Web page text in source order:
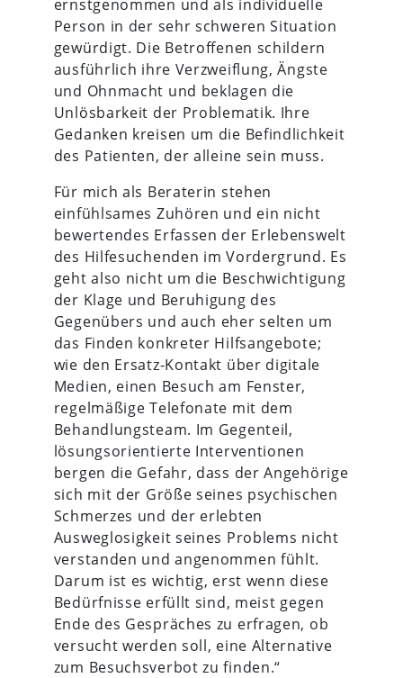
ernstgenommen und als individuelle
Person in der sehr schweren Situation
gewürdigt. Die Betroffenen schildern
ausführlich ihre Verzweiflung, Ängste
und Ohnmacht und beklagen die
Unlösbarkeit der Problematik. Ihre
Gedanken kreisen um die Befindlichkeit
des Patienten, der alleine sein muss.
Für mich als Beraterin stehen
einfühlsames Zuhören und ein nicht
bewertendes Erfassen der Erlebenswelt
des Hilfesuchenden im Vordergrund. Es
geht also nicht um die Beschwichtigung
der Klage und Beruhigung des
Gegenübers und auch eher selten um
das Finden konkreter Hilfsangebote;
wie den Ersatz-Kontakt über digitale
Medien, einen Besuch am Fenster,
regelmäßige Telefonate mit dem
Behandlungsteam. Im Gegenteil,
lösungsorientierte Interventionen
bergen die Gefahr, dass der Angehörige
sich mit der Größe seines psychischen
Schmerzes und der erlebten
Ausweglosigkeit seines Problems nicht
verstanden und angenommen fühlt.
Darum ist es wichtig, erst wenn diese
Bedürfnisse erfüllt sind, meist gegen
Ende des Gespräches zu erfragen, ob
versucht werden soll, eine Alternative
zum Besuchsverbot zu finden.“